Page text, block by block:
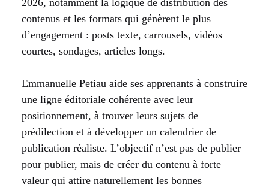
contenus et les formats qui génèrent le plus
d’engagement : posts texte, carrousels, vidéos
courtes, sondages, articles longs.
Emmanuelle Petiau aide ses apprenants à construire
une ligne éditoriale cohérente avec leur
positionnement, à trouver leurs sujets de
prédilection et à développer un calendrier de
publication réaliste. L’objectif n’est pas de publier
pour publier, mais de créer du contenu à forte
valeur qui attire naturellement les bonnes